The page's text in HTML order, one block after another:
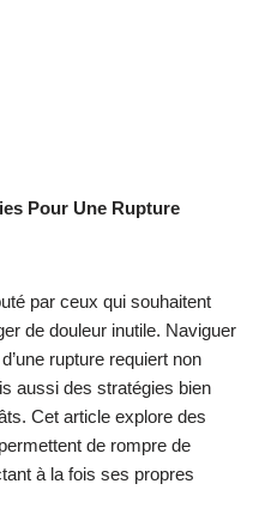
Pour Une Rupture
par ceux qui souhaitent
de douleur inutile. Naviguer
rupture requiert non
aussi des stratégies bien
Cet article explore des
de rompre de
à la fois ses propres